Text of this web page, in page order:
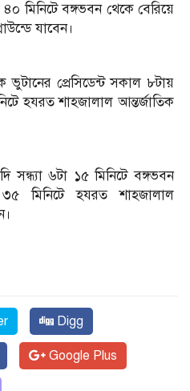
৪০ মিনিটে বঙ্গভবন থেকে বেরিয়ে
যাবেন।
ভুটানের প্রেসিডেন্ট সকাল ৮টায়
হযরত শাহজালাল আন্তর্জাতিক
সন্ধ্যা ৬টা ১৫ মিনিটে বঙ্গভবন
মিনিটে হযরত শাহজালাল
Digg
Google Plus